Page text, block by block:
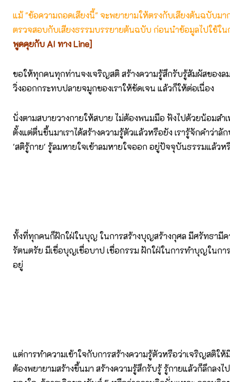
แม้ "ข้อความถอดเสียงนี้" จะพยายามให้ตรงกับเสียงต้นฉบับม
ตรวจสอบกับเสียงธรรมบรรยายต้นฉบับ ก่อนนำข้อมูลไปใช้ใน
พูดคุยกับ AI ทาง Line]
ขอให้ทุกคนทุกท่านจงเจริญสติ สร้างความรู้สึกรับรู้สัมผัสของล
วิ่งออกกระทบปลายจมูกของเราให้ชัดเจน แล้วก็ให้ต่อเนื่อง
นั่งตามสบายวางกายให้สบาย ไม่ต้องพนมมือ ฟังไปด้วยน้อมสำ
ตั้งแต่ตื่นขึ้นมาเราได้สร้างความรู้ตัวแล้วหรือยัง เรารู้จักคำว่าลั
'สติรู้กาย' รู้ลมหายใจเข้าลมหายใจออก อยู่ปัจจุบันธรรมแล้วห
ทั้งที่ทุกคนก็ฝักใฝ่ในบุญ ในการสร้างบุญสร้างกุศล มีศรัทธามีค
รัตนตรัย มีเชื่อบุญเชื่อบาป เชื่อกรรม ฝักใฝ่ในการทำบุญในกา
อยู่
แต่การทำความเข้าใจกับการสร้างความรู้ตัวหรือว่าเจริญสติให้
ต้องพยายามสร้างขึ้นมา สร้างความรู้สึกรับรู้ รู้กายแล้วก็ลึกลงไ